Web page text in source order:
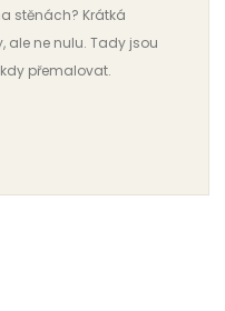
stěnách? Krátká
ale ne nulu. Tady jsou
přemalovat.